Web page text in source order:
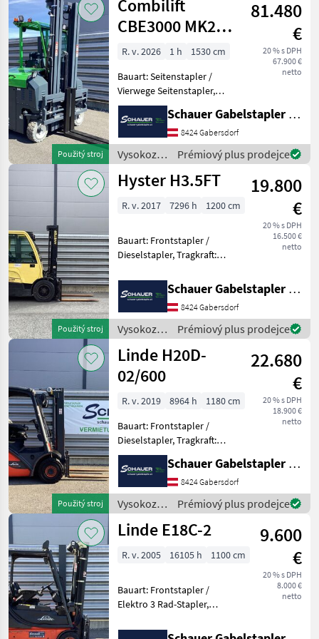
skladová
technika /
Sonstige
Použitý stroj
Combilift
CBE3000 MK2
600LC
81.480
€
20 % s DPH
67.900 €
netto
R. v. 2026 1 h
1530 cm
Bauart: Seitenstapler /
Vierwege Seitenstapler,
Tragkraft: 3000kg, Hubhöhe:
6000mm, Bauhöhe:
Gabellänge: 1200mm,
Batterie: Energizing Bj. 20
Schauer Gabelstapler GmbH
8424 Gabersdorf
Vysokozdvižné
vozíky a
skladová
Combilift
Prémiový plus prodejce
Použitý stroj
Hyster H3.5FT
19.800
€
20 % s DPH
16.500 €
netto
R. v. 2017 7296 h 1200 cm
Bauart: Frontstapler /
Dieselstapler, Tragkraft:
Bauhöhe: 2415mm,
Freihub: 1550mm,
Gabellänge: 1200mm,
Batterie: Starter 12V ,
Bereifung vor
Schauer Gabelstapler GmbH
8424 Gabersdorf
Vysokozdvižné
vozíky a
skladová
technika /
Hyster
Prémiový plus prodejce
Použitý stroj
Linde H20D-
02/600
22.680
€
20 % s DPH
18.900 €
netto
R. v. 2019 8964 h
1180 cm
Bauart: Frontstapler /
Dieselstapler, Tragkraft:
2000kg, Hubhöhe: 4700mm,
Bauhöhe: 2350mm,
Freihub: 1500mm,
Gabellänge: 1100mm,
Batterie: Starter 12V ,
Bereifung vor
Schauer Gabelstapler GmbH
8424 Gabersdorf
Vysokozdvižné
vozíky a
skladová
Linde
Prémiový plus prodejce
Linde E18C-2
9.600
€
20 % s DPH
8.000 €
netto
R. v. 2005 16105 h 1100 cm
Bauart: Frontstapler /
Elektro 3 Rad-Stapler,
4770mm, Bauhöhe: